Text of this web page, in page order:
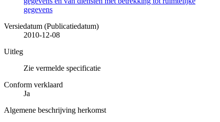
gegevens
Versiedatum (Publicatiedatum)
2010-12-08
Uitleg
Zie vermelde specificatie
Conform verklaard
Ja
Algemene beschrijving herkomst